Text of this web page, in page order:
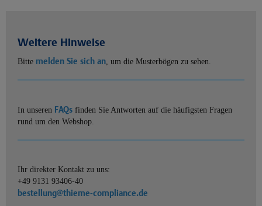
Weitere Hinweise
Bitte melden Sie sich an, um die Musterbögen zu sehen.
In unseren FAQs finden Sie Antworten auf die häufigsten Fragen
rund um den Webshop.
Ihr direkter Kontakt zu uns:
+49 9131 93406-40
bestellung@thieme-compliance.de